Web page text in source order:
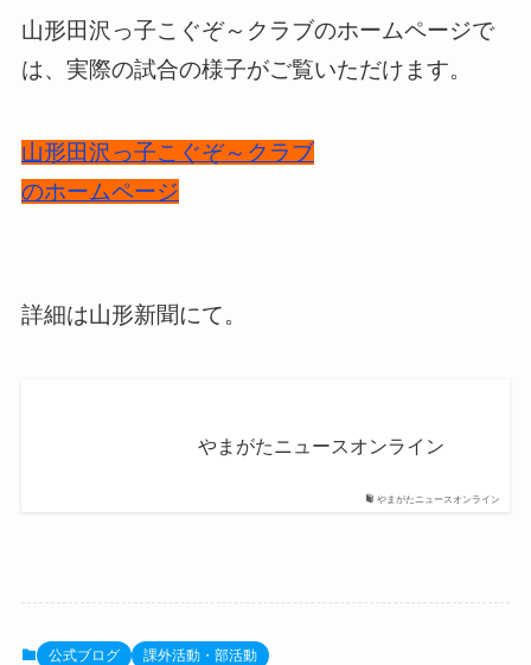
山形田沢っ子こぐぞ～クラブのホームページで
は、実際の試合の様子がご覧いただけます。
山形田沢っ子こぐぞ～クラブ
のホームページ
詳細は山形新聞にて。
やまがたニュースオンライン
やまがたニュースオンライン
公式ブログ 課外活動・部活動